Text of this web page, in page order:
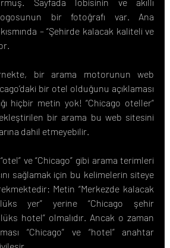
bir fotoğrafı var. Ana
– “Şehirde kalacak kaliteli ve
bir arama motorunun web
bir otel olduğunu açıklaması
hiçbir metin yok! “Chicago oteller”
bir arama bu web sitesini
dahil etmeyebilir.
ve “Chicago” gibi arama terimleri
sağlamak için bu kelimelerin siteye
Metin “Merkezde kalacak
yer” yerine “Chicago şehir
hotel” olmalıdır. Ancak o zaman
“Chicago” ve “hotel” anahtar